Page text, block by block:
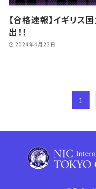
【合格速報】イギリス
出！！
2024年4月23日
1